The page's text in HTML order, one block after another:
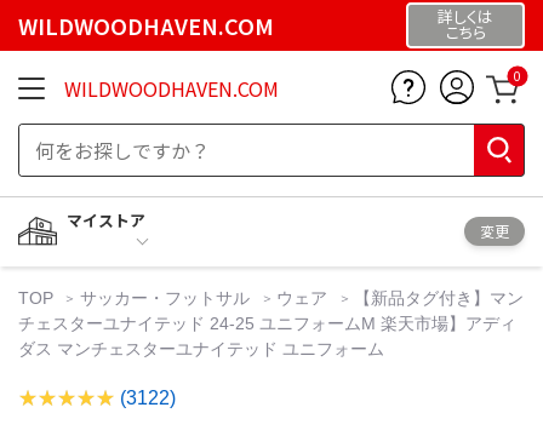
WILDWOODHAVEN.COM 詳しくは
こちら
WILDWOODHAVEN.COM 0
マイストア
変更
TOP サッカー・フットサル ウェア
【新品タグ付き】マン
チェスターユナイテッド 24-25 ユニフォームM 楽天市場】アディ
ダス マンチェスターユナイテッド ユニフォーム
(3122)